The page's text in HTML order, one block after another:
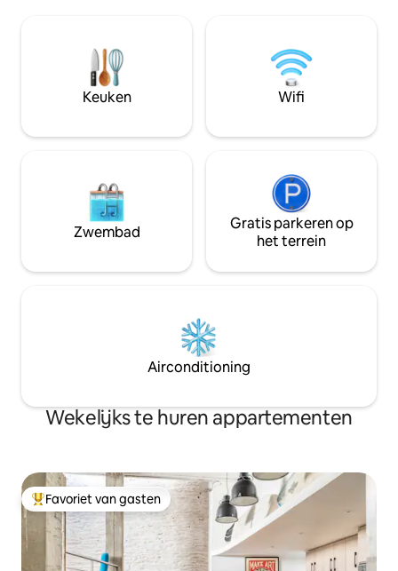
enige wat je
voordeur uit te
hart van de
vinden.
Keuken Wifi
Zwembad
Gratis parkeren op
het terrein
Airconditioning
Wekelijks te huren appartementen
Topfavoriet van gasten
Favoriet van gasten